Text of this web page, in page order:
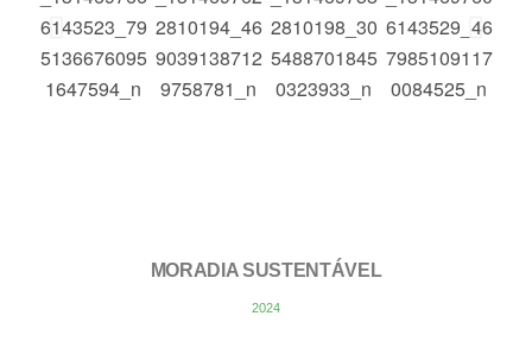
MORADIA SUSTENTÁVEL
2024